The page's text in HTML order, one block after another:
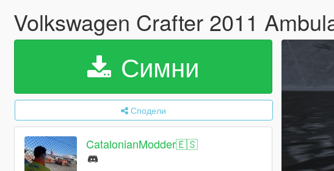
Volkswagen Crafter 2011
Симни
Сподели
CatalonianModder🇪🇸